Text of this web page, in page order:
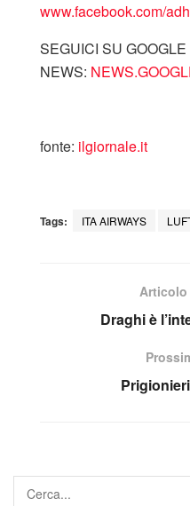
www.facebook.com/
SEGUICI SU GOOGLE
NEWS:
fonte: ilgiornale.it
Tags: ITA AIRWAYS
Articolo
Draghi è